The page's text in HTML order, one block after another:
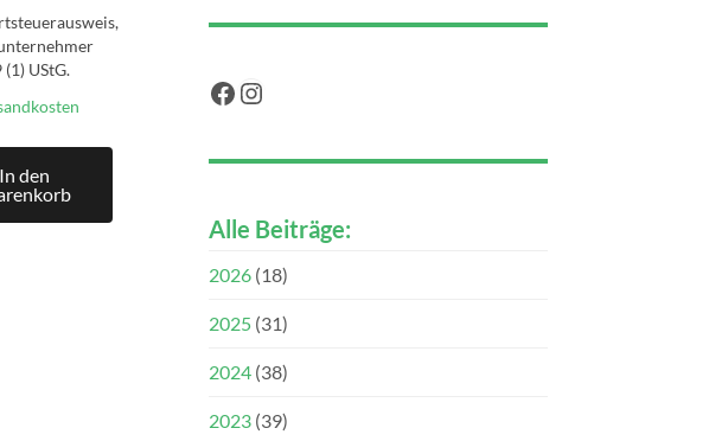
(1) UStG.
In den
Facebook
Instagram
Alle Beiträge:
2026 (18)
2025 (31)
2024 (38)
2023 (39)